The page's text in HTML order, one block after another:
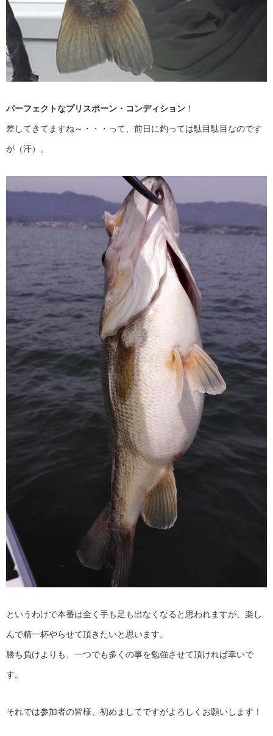
パーフェクトなプリスポーン・コンディション ！
差してきてますね～・・・って、前日に釣っては駄目駄目なのです
が（汗）。
というわけで本番は全く手も足も出なくなると思われますが、楽し
んで精一杯やらせて頂きたいと思います。
勝ち負けよりも、一つでも多くの事を勉強させて頂ければ幸いで
す。
それでは参加者の皆様、初めましてですがよろしくお願いします！